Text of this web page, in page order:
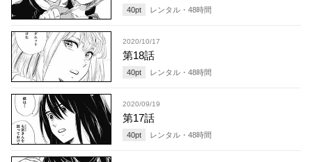
40pt レンタル・ 48時間
2020/10/17
第18話
40pt レンタル・ 48時間
2020/09/19
第17話
40pt レンタル・ 48時間